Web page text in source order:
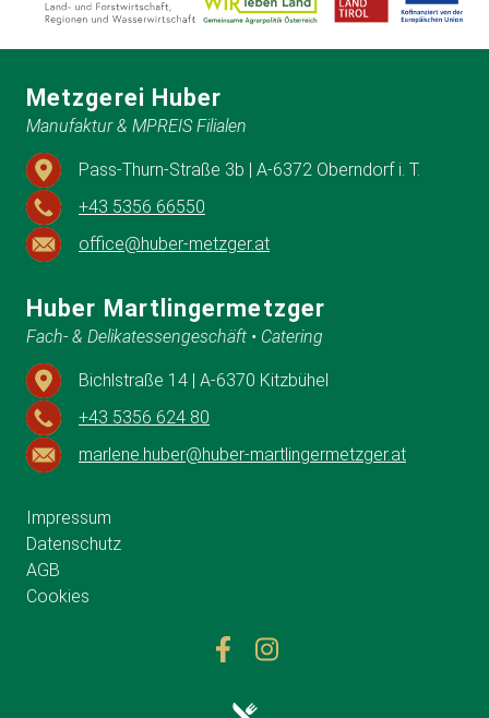
Metzgerei Huber
Manufaktur & MPREIS Filialen
Pass-Thurn-Straße 3b | A-6372 Oberndorf i. T.
+43 5356 66550
office@huber-metzger.at
Huber Martlingermetzger
Fach- & Delikatessengeschäft • Catering
Bichlstraße 14 | A-6370 Kitzbühel
+43 5356 624 80
marlene.huber@huber-martlingermetzger.at
Impressum
Datenschutz
AGB
Cookies